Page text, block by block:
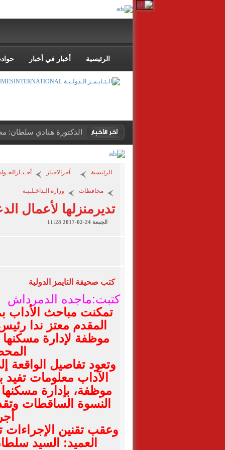
الرئيسية أخبار في أخبار
الدكتورة هنادي سلطان:
الرئيسية آخرالاخبار
محافظات وزارة الـداخـلـيـة
تديرمنزلها لأعمال
الجمعة 24-02-2017 11:28
كتب صحيفة التايمز الدولية
كتبت:ماجده الدمرداش
تمكنت مباحث الأداب
المقدم معتز ندا
موظفة لإدارة مسكنها
وتعود تفاصيل
موظفة، بإدارة
النسوة الساقطات
وعقب تقنين
العميد: السيد